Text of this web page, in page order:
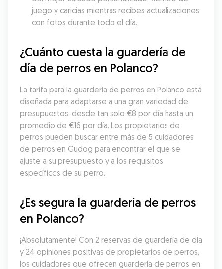
juego y caricias mientras recibes actualizaciones
con fotos durante todo el día.
¿Cuánto cuesta la guardería de
día de perros en Polanco?
La tarifa para la guardería de perros en Polanco está
diseñada para adaptarse a una gran variedad de
presupuestos, desde tan solo €8 por día hasta un
promedio de €16 por día. Los propietarios de
perros pueden buscar entre más de 5 cuidadores
de perros en Gudog para encontrar el que se
ajuste a su presupuesto y a los requisitos
específicos de su perro.
¿Es segura la guardería de perros
en Polanco?
¡Absolutamente! Con 2 reservas de guardería de día
y 24 opiniones positivas de propietarios de perros,
los cuidadores que ofrecen guardería de perros en